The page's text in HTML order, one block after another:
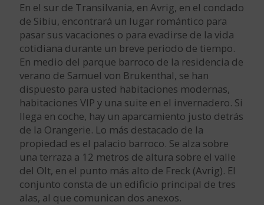
En el sur de Transilvania, en Avrig, en el condado
de Sibiu, encontrará un lugar romántico para
pasar sus vacaciones o para evadirse de la vida
cotidiana durante un breve periodo de tiempo.
En medio del parque barroco de la residencia de
verano de Samuel von Brukenthal, se han
dispuesto para usted habitaciones modernas,
habitaciones VIP y una suite en el invernadero. Si
llega en coche, hay un aparcamiento justo detrás
de la Orangerie. Lo más destacado de la
propiedad es el palacio barroco. Se alza sobre
una terraza a 12 metros de altura sobre el valle
del Olt, en el punto más alto de Freck (Avrig). El
conjunto consta de un edificio principal de tres
alas, al que comunican dos anexos.